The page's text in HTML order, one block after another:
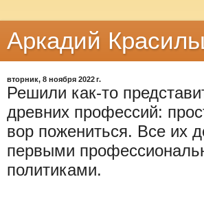
Аркадий
вторник, 8 ноября 2022 г.
Решили как-то
древних профессий:
вор пожениться. Все их
первыми
политиками.